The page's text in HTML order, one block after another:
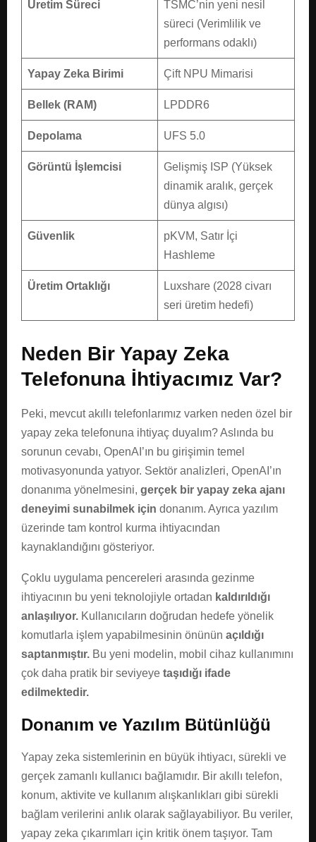
Üretim Süreci
TSMC’nin yeni nesil
süreci (Verimlilik ve
performans odaklı)
Yapay Zeka Birimi Çift NPU Mimarisi
Bellek (RAM) LPDDR6
Depolama UFS 5.0
Görüntü İşlemcisi
Gelişmiş ISP (Yüksek
dinamik aralık, gerçek
dünya algısı)
Güvenlik
pKVM, Satır İçi
Hashleme
Üretim Ortaklığı
Luxshare (2028 civarı
seri üretim hedefi)
Neden Bir Yapay Zeka
Telefonuna İhtiyacımız Var?
Peki, mevcut akıllı telefonlarımız varken neden özel bir
yapay zeka telefonuna ihtiyaç duyalım? Aslında bu
sorunun cevabı, OpenAI’ın bu girişimin temel
motivasyonunda yatıyor. Sektör analizleri, OpenAI’ın
donanıma yönelmesini, gerçek bir yapay zeka ajanı
deneyimi sunabilmek için donanım. Ayrıca yazılım
üzerinde tam kontrol kurma ihtiyacından
kaynaklandığını gösteriyor.
Çoklu uygulama pencereleri arasında gezinme
ihtiyacının bu yeni teknolojiyle ortadan kaldırıldığı
anlaşılıyor. Kullanıcıların doğrudan hedefe yönelik
komutlarla işlem yapabilmesinin önünün açıldığı
saptanmıştır. Bu yeni modelin, mobil cihaz kullanımını
çok daha pratik bir seviyeye taşıdığı ifade
edilmektedir.
Donanım ve Yazılım Bütünlüğü
Yapay zeka sistemlerinin en büyük ihtiyacı, sürekli ve
gerçek zamanlı kullanıcı bağlamıdır. Bir akıllı telefon,
konum, aktivite ve kullanım alışkanlıkları gibi sürekli
bağlam verilerini anlık olarak sağlayabiliyor. Bu veriler,
yapay zeka çıkarımları için kritik önem taşıyor. Tam